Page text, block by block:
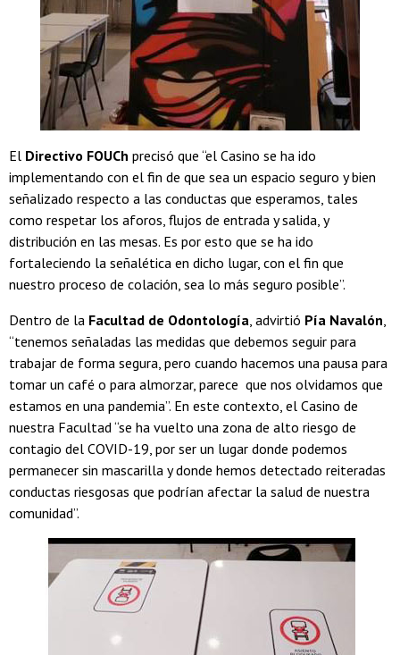
El Directivo FOUCh precisó que “el Casino se ha ido
implementando con el fin de que sea un espacio seguro y bien
señalizado respecto a las conductas que esperamos, tales
como respetar los aforos, flujos de entrada y salida, y
distribución en las mesas. Es por esto que se ha ido
fortaleciendo la señalética en dicho lugar, con el fin que
nuestro proceso de colación, sea lo más seguro posible”.
Dentro de la Facultad de Odontología, advirtió Pía Navalón,
“tenemos señaladas las medidas que debemos seguir para
trabajar de forma segura, pero cuando hacemos una pausa para
tomar un café o para almorzar, parece que nos olvidamos que
estamos en una pandemia”. En este contexto, el Casino de
nuestra Facultad “se ha vuelto una zona de alto riesgo de
contagio del COVID-19, por ser un lugar donde podemos
permanecer sin mascarilla y donde hemos detectado reiteradas
conductas riesgosas que podrían afectar la salud de nuestra
comunidad”.